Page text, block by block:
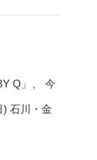
Q」、 今
石川・金